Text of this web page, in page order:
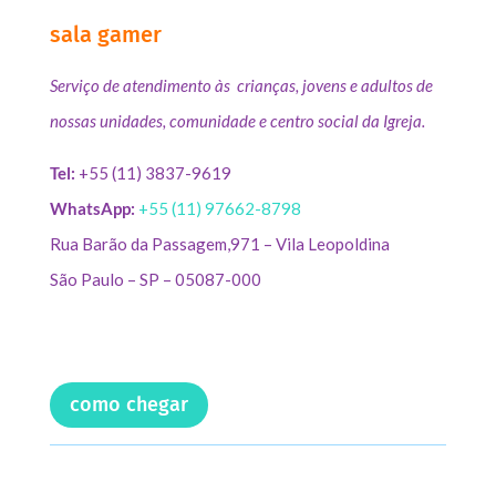
sala gamer
Serviço de atendimento às crianças, jovens e adultos de
nossas unidades, comunidade e centro social da Igreja.
Tel: +55 (11) 3837-9619
WhatsApp: +55 (11) 97662-8798
Rua Barão da Passagem,971 – Vila Leopoldina
São Paulo – SP – 05087-000
como chegar